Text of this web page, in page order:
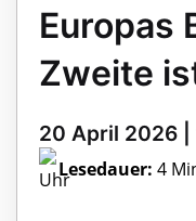
Europas
Zweite
20 April 2026 |
Lesedauer: 4